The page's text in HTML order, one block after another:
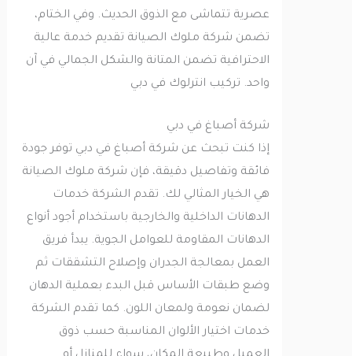
عصرية تتماشى مع الذوق الحديث. وفي الختام،
تضمن شركة ملوك الصيانة تقديم خدمة عالية
الاحترافية تضمن المتانة والشكل الجمالي في آن
واحد. تركيب انترلوك في دبي
شركة أصباغ في دبي
إذا كنت تبحث عن شركة أصباغ في دبي توفر جودة
فائقة وتفاصيل دقيقة، فإن شركة ملوك الصيانة
هي الخيار المثالي لك. تقدم الشركة خدمات
الدهانات الداخلية والخارجية باستخدام أجود أنواع
الدهانات المقاومة للعوامل الجوية. يبدأ فريق
العمل بمعالجة الجدران وإصلاح التشققات ثم
وضع طبقات الأساس قبل البدء بعملية الدهان
لضمان نعومة ولمعان اللون. كما تقدم الشركة
خدمات اختيار الألوان المناسبة حسب ذوق